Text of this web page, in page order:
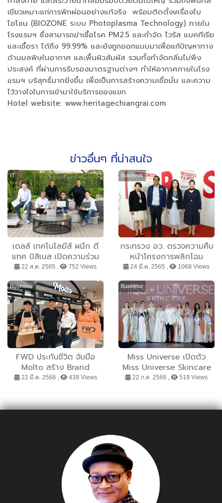
เขียวเหมาะแก่การพักผ่อนอย่างแท้จริง พร้อมติดตั้งเครื่องไบ
โอโซน (BIOZONE ระบบ Photoplasma Technology) ภายใน
โรงแรมฯ ซื่งสามารถฆ่าเชื้อโรค PM2.5 และกำจัด ไวรัส แบคทีเรีย
และเชื้อรา ได้ถึง 99.99% และยังถูกออกแบบมาเพื่อแก้ปัญหาทาง
ด้านมลพิษในอากาศ และพื้นผิวสัมผัส รวมทั้งกำจัดกลิ่นไม่พึง
ประสงค์ ที่ผ่านการรับรองมาตรฐานต่างๆ ทำให้อากาศภายในโรง
แรมฯ บริสุทธิ์มากยิ่งขึ้น เพื่อเป็นการสร้างความเชื่อมั่น และความ
ไว้วางใจในการเข้ามาใช้บริการของแขก
Hotel website: www.heritagechiangrai.com
ข่าวอื่นๆ ที่น่าสนใจ
IT
เดลล์ เทคโนโลยีส์ ผนึก ดี
แทค บิสิเนส เปิดความร่วม
มือครั้งใหญ่ ปล่อยแคมเปญ
22 ส.ค. 2565 , 752 Views
Business
กระทรวง อว. ตรวจความคืบ
หน้าโครงการพลิกโฉม
มหาวิทยาลัย มหาวิทยาลัย
แม่ฟ้าหลวง ผลความคืบหน้า
ไปกว่า 90 เปอร์เซ็นต์ ภาย
ใต้กลุ่มการพัฒนา Global
and Frontier Research
24 มี.ค. 2565 , 1068 Views
Business
FWD ประกันชีวิต จับมือ
Molto สร้าง Brand
Experience สุดปัง พร้อม
Chip ถึงสิ้นเดือนมี.ค.นี้
22 มี.ค. 2566 , 439 Views
Business
Miss Universe เปิดตัว
Miss Universe Skincare
ส่งต่อแรงบันดาลใจสู่ผู้คนทั่ว
22 ก.ค. 2566 , 519 Views